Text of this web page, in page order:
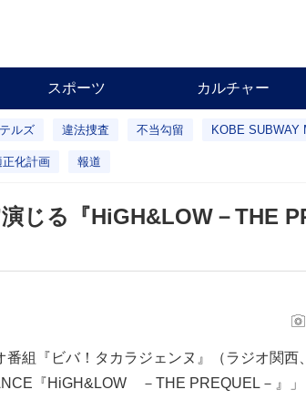
スポーツ カルチャー
ルズ 違法捜査 不当勾留 KOBE SUBWAY
化計画 報道
じる『HiGH&LOW－THE
組『ビバ！タカラジェンヌ』（ラジオ関西
『HiGH&LOW －THE PREQUEL－』